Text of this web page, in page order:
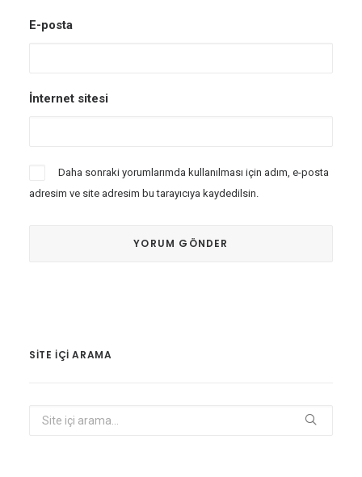
E-posta
İnternet sitesi
Daha sonraki yorumlarımda kullanılması için adım, e-posta
adresim ve site adresim bu tarayıcıya kaydedilsin.
SITE IÇI ARAMA